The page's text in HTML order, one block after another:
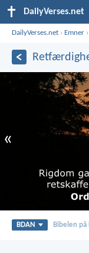
DailyVerses.net
DailyVerses.net › Emner ›
«
BDAN Bibelen på